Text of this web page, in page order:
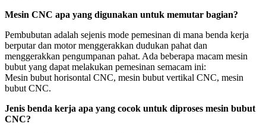
Mesin CNC apa yang digunakan untuk memutar bagian?
Pembubutan adalah sejenis mode pemesinan di mana benda kerja
berputar dan motor menggerakkan dudukan pahat dan
menggerakkan pengumpanan pahat. Ada beberapa macam mesin
bubut yang dapat melakukan pemesinan semacam ini:
Mesin bubut horisontal CNC, mesin bubut vertikal CNC, mesin
bubut CNC.
Jenis benda kerja apa yang cocok untuk diproses mesin bubut
CNC?